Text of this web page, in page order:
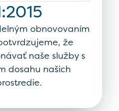
obnovovaním
že
naše služby s
dosahu našich